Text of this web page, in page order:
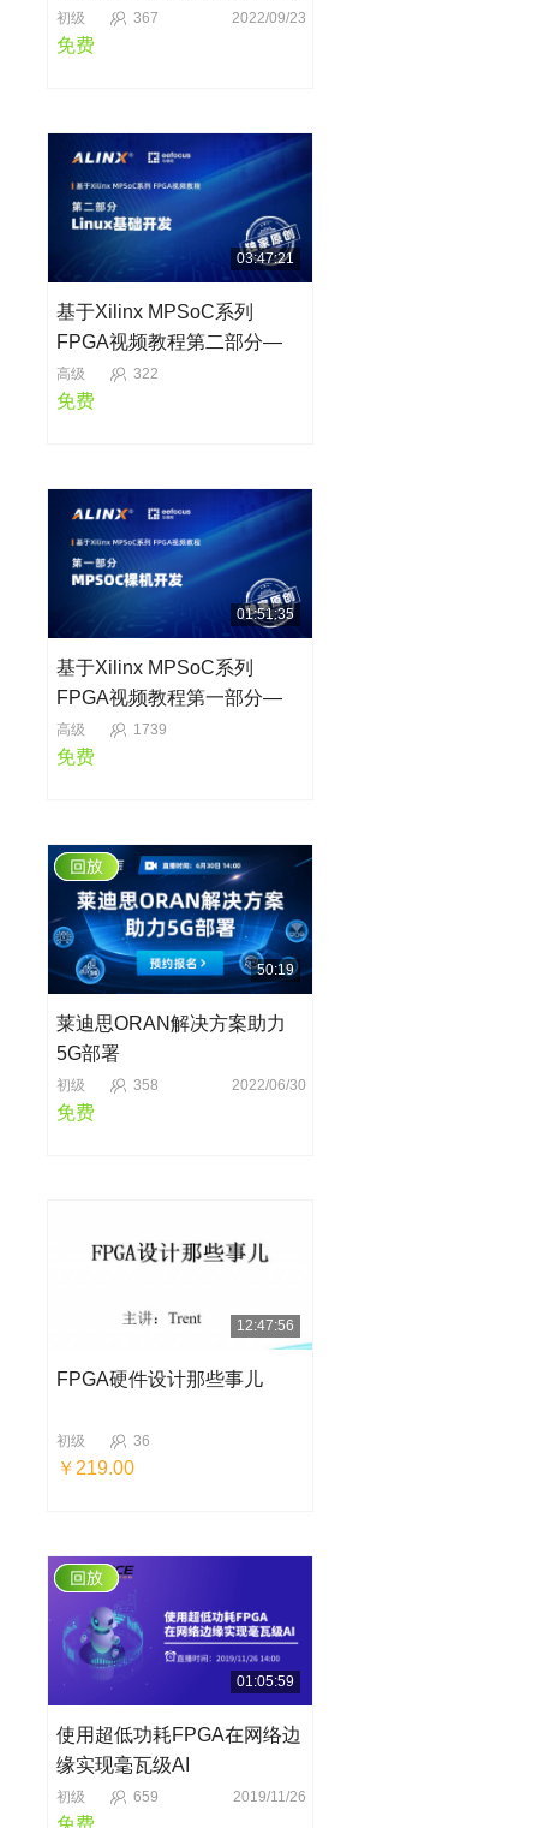
初级 367 2022/09/23
免费
03:47:21
基于Xilinx MPSoC系列
FPGA视频教程第二部分—
Linux基础开发
高级 322
免费
01:51:35
基于Xilinx MPSoC系列
FPGA视频教程第一部分—
MPSOC裸机开发
高级 1739
免费
50:19
莱迪思ORAN解决方案助力
5G部署
初级 358 2022/06/30
免费
12:47:56
FPGA硬件设计那些事儿
初级 36
￥219.00
01:05:59
使用超低功耗FPGA在网络边
缘实现毫瓦级AI
初级 659 2019/11/26
免费